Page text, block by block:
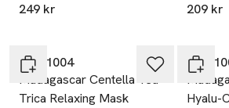
249 kr
209 kr
SKIN1004
Madagascar Centella Tea-
Trica Relaxing Mask
Hyalu-